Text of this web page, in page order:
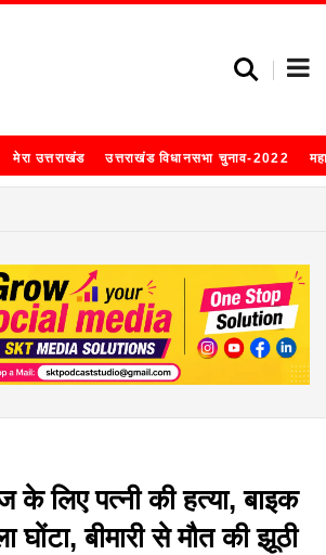
मेरा उत्तराखंड उत्तराखंड विधानसभा चुनाव-2022
के लिए पत्नी की हत्या, बाइक
घोंटा, बीमारी से मौत की झूठी